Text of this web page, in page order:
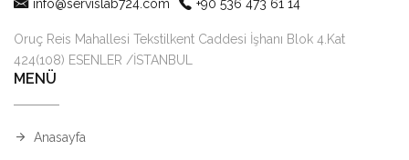
info@servislab724.com +90 536 473 61 14
Oruç Reis Mahallesi Tekstilkent Caddesi İşhanı Blok 4.Kat
424(108) ESENLER /İSTANBUL
MENÜ
Anasayfa